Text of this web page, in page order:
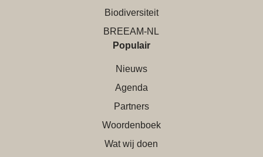
Biodiversiteit
BREEAM-NL
Populair
Nieuws
Agenda
Partners
Woordenboek
Wat wij doen